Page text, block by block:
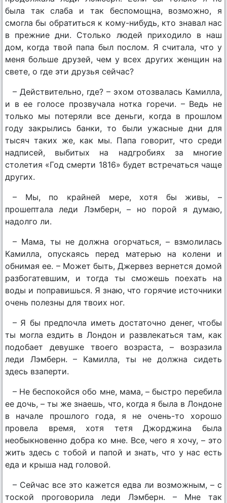
была так слаба и так беспомощна, возможно, я
смогла бы обратиться к кому-нибудь, кто знавал нас
в прежние дни. Столько людей приходило в наш
дом, когда твой папа был послом. Я считала, что у
меня больше друзей, чем у всех других женщин на
свете, о где эти друзья сейчас?
– Действительно, где? – эхом отозвалась Камилла,
и в ее голосе прозвучала нотка горечи. – Ведь не
только мы потеряли все деньги, когда в прошлом
году закрылись банки, то были ужасные дни для
тысяч таких же, как мы. Папа говорит, что среди
надписей, выбитых на надгробиях за многие
столетия «Год смерти 1816» будет встречаться чаще
других.
– Мы, по крайней мере, хотя бы живы, –
прошептала леди Лэмберн, – но порой я думаю,
надолго ли.
– Мама, ты не должна огорчаться, – взмолилась
Камилла, опускаясь перед матерью на колени и
обнимая ее. – Может быть, Джервез вернется домой
разбогатевшим, и тогда ты сможешь поехать на
воды и поправишься. Я знаю, что горячие источники
очень полезны для твоих ног.
– Я бы предпочла иметь достаточно денег, чтобы
ты могла ездить в Лондон и развлекаться там, как
подобает девушке твоего возраста, – возразила
леди Лэмберн. – Камилла, ты не должна сидеть
здесь взаперти.
– Не беспокойся обо мне, мама, – быстро перебила
ее дочь, – ты же знаешь, что, когда я была в Лондоне
в начале прошлого года, я не очень-то хорошо
провела время, хотя тетя Джорджина была
необыкновенно добра ко мне. Все, чего я хочу, – это
жить здесь с тобой и папой и знать, что у нас есть
еда и крыша над головой.
– Сейчас все это кажется едва ли возможным, – с
тоской проговорила леди Лэмберн. – Мне так